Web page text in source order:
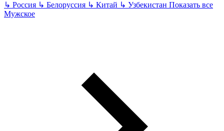
↳ Россия ↳ Белоруссия ↳ Китай ↳ Узбекистан Показать все
Мужское